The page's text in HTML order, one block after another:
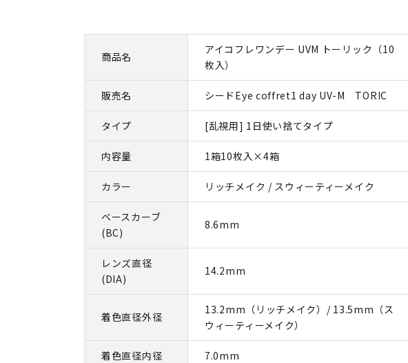
商品名
アイコフレワンデー UVM トーリック（10
枚入）
販売名 シードEye coffret1 day UV-M TORIC
タイプ [乱視用] 1日使い捨てタイプ
内容量 1箱10枚入×4箱
カラー リッチメイク / スウィーティーメイク
ベースカーブ
(BC)
8.6mm
レンズ直径
(DIA)
14.2mm
着色直径外径
13.2mm（リッチメイク）/ 13.5mm（ス
ウィーティーメイク）
着色直径内径 7.0mm